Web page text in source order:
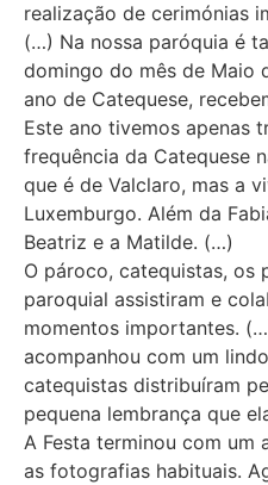
realização de cerimónias
(…) Na nossa paróquia é
domingo do mês de Maio
ano de Catequese,
Este ano tivemos apenas
frequência da Catequese
que é de Valclaro, mas a
Luxemburgo. Além da
Beatriz e a Matilde. (…)
O pároco, catequistas, os
paroquial assistiram e
momentos importantes.
acompanhou com um
catequistas distribuíram
pequena lembrança que
A Festa terminou com um
as fotografias habituais.